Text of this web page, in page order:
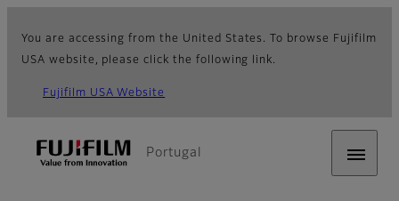
You are accessing from the United States. To browse Fujifilm
USA website, please click the following link.
Fujifilm USA Website
Portugal